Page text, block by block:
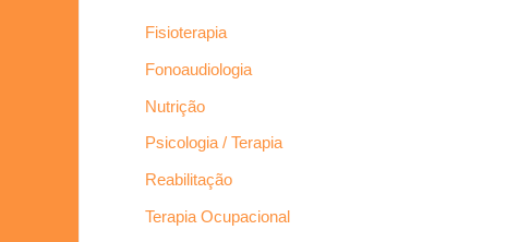
Fisioterapia
Fonoaudiologia
Nutrição
Psicologia / Terapia
Reabilitação
Terapia Ocupacional